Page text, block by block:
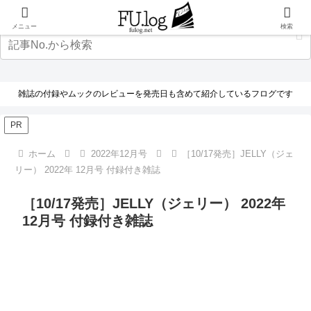
雑誌の付録やムックのレビューを発売日も含めて紹介しているフログです
PR
ホーム 2022年12月号
［10/17発売］JELLY（ジェ
リー） 2022年 12月号 付録付き雑誌
［10/17発売］JELLY（ジェリー） 2022年
12月号 付録付き雑誌
メニュー 検索